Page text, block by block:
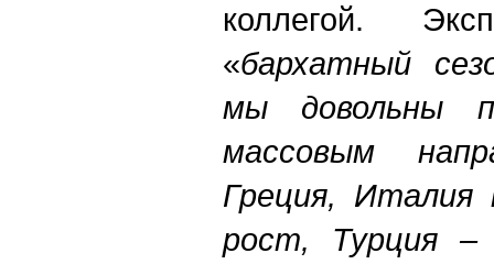
коллегой.
«бархатный
мы довольны
массовым
Греция, Италия
рост, Турция –